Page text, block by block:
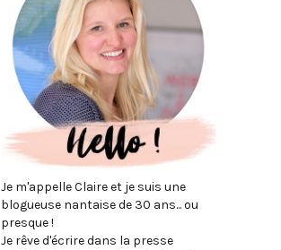
Je m'appelle Claire et je suis une
blogueuse nantaise de 30 ans... ou
presque !
Je rêve d'écrire dans la presse